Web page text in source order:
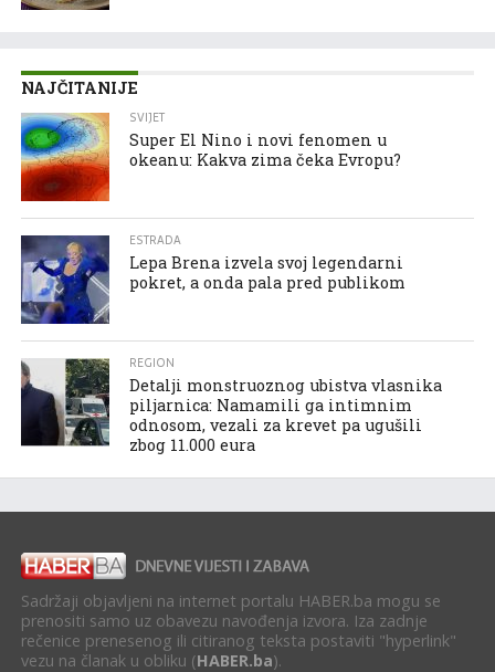
NAJČITANIJE
SVIJET
Super El Nino i novi fenomen u
okeanu: Kakva zima čeka Evropu?
ESTRADA
Lepa Brena izvela svoj legendarni
pokret, a onda pala pred publikom
REGION
Detalji monstruoznog ubistva vlasnika
piljarnica: Namamili ga intimnim
odnosom, vezali za krevet pa ugušili
zbog 11.000 eura
Sadržaji objavljeni na internet portalu HABER.ba mogu se
prenositi samo uz obavezu navođenja izvora. Iza zadnje
rečenice prenesenog ili citiranog teksta postaviti "hyperlink"
vezu na članak u obliku (HABER.ba).